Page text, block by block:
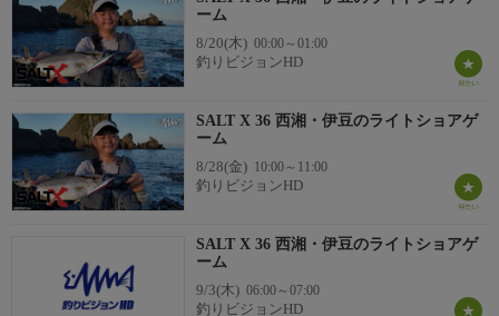
ーム
8/20(木) 00:00～01:00
釣りビジョンHD
SALT X 36 西湘・伊豆のライトショアゲ
ーム
8/28(金) 10:00～11:00
釣りビジョンHD
SALT X 36 西湘・伊豆のライトショアゲ
ーム
9/3(木) 06:00～07:00
釣りビジョンHD